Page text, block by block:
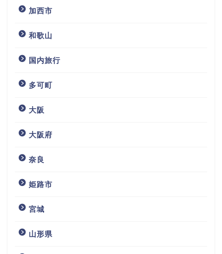
加西市
和歌山
国内旅行
多可町
大阪
大阪府
奈良
姫路市
宮城
山形県